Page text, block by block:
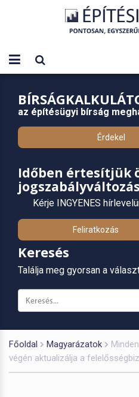
az építésügyi bírság
Érdekel
Időben értesítjük
Kérje INGYENES
Feliratkozás
Keresés
Találja meg gyorsan a
Főoldal Magyarázatok
végén aktualizálja a